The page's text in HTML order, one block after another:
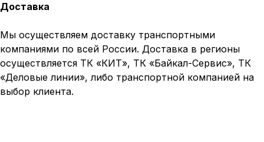
Доставка
Мы осуществляем доставку транспортными
компаниями по всей России. Доставка в регионы
осуществляется ТК «КИТ», ТК «Байкал-Сервис», ТК
«Деловые линии», либо транспортной компанией на
выбор клиента.
ИП Каканова Анна Константиновна
2026, МотоТехника45 Создание сайта